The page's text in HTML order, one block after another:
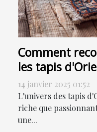
Comment
les tapis
la vente
14 janvier 2025 01:52
L'univers des tapis
riche que
une...